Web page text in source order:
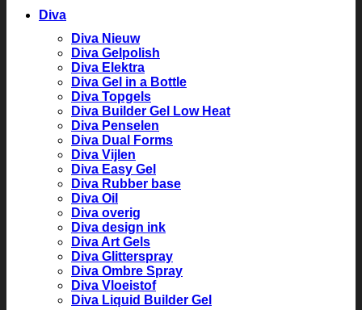
Diva
Diva Nieuw
Diva Gelpolish
Diva Elektra
Diva Gel in a Bottle
Diva Topgels
Diva Builder Gel Low Heat
Diva Penselen
Diva Dual Forms
Diva Vijlen
Diva Easy Gel
Diva Rubber base
Diva Oil
Diva overig
Diva design ink
Diva Art Gels
Diva Glitterspray
Diva Ombre Spray
Diva Vloeistof
Diva Liquid Builder Gel